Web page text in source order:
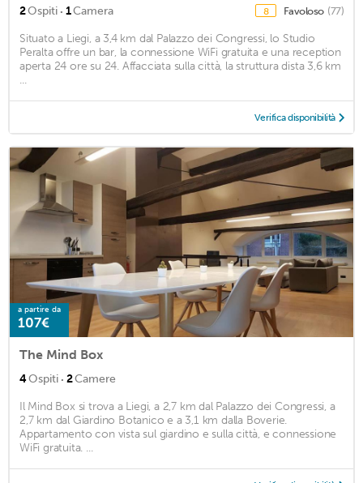
2Ospiti · 1Camera 8 Favoloso (77)
Situato a Liegi, a 3,4 km dal Palazzo dei Congressi, lo Studio
Peralta offre un bar, la connessione WiFi gratuita e una reception
aperta 24 ore su 24. Affacciata sulla città, la struttura dista 3,6 km
...
Verifica disponibilità
a partire da
107€
The Mind Box
4Ospiti · 2Camere
Il Mind Box si trova a Liegi, a 2,7 km dal Palazzo dei Congressi, a
2,7 km dal Giardino Botanico e a 3,1 km dalla Boverie.
Appartamento con vista sul giardino e sulla città, e connessione
WiFi gratuita. ...